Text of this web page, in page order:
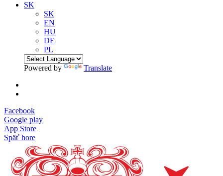
SK
SK
EN
HU
DE
PL
Powered by Translate
Facebook
Google play
App Store
Späť hore